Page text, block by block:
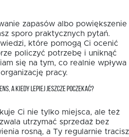
zapasów albo powiększenie
sporo praktycznych pytań.
które pomogą Ci ocenić
policzyć potrzebę i uniknąć
się na tym, co realnie wpływa
pracy.
A KIEDY LEPIEJ JESZCZE POCZEKAĆ?
Ci nie tylko miejsca, ale też
utrzymać sprzedaż bez
rosną, a Ty regularnie tracisz